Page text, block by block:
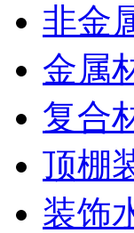
非金
金属
复合
顶棚
装饰